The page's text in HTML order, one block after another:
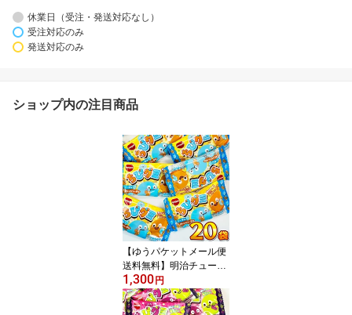
休業日（受注・発送対応なし）
受注対応のみ
発送対応のみ
ショップ内の注目商品
【ゆうパケットメール便
送料無料】明治チューイ
ング ちびグミ ソーダ味
＆オレンジソーダ味 20
袋【 お祭り イベント お
1,300 円